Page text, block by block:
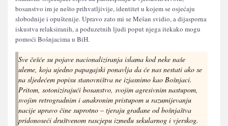
bosanstvo im je nešto prihvatljivije, identitet u kojem se osjećaju
slobodnije i opuštenije. Upravo zato mi se Mešan svidio, a dijasporna
iskustva relaksiranih, a poduzetnih ljudi poput njega itekako mogu
pomoći Bošnjacima u BiH.
Sve češće su pojave nacionaliziranja islama kod neke naše
uleme, koja ujedno papagajski ponavlja da će nas nestati ako se
na sljedećem popisu stanovništva ne izjasnimo kao Bošnjaci.
Pritom, sotonizirajući bosanstvo, svojim agresivnim nastupom,
svojim retrogradnim i anakronim pristupom u razumijevanju
nacije upravo čine suprotno – tjeraju građane od bošnjaštva
pridonoseći društvenom rascjepu između sekularnog i vjerskog.